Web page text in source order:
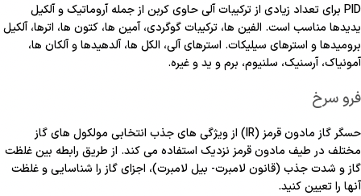
PID برای تعداد زیادی از ترکیبات آلی حاوی کربن از جمله آروماتیک و آلکیل
یدیدها مناسب است. الفین ها، ترکیبات گوگردی، آمین ها، کتون ها، اترها، آلکیل
برومیدها و استرهای سیلیکات. استرهای آلی، الکل ها، آلدهیدها و آلکان ها،
آمونیاک، آرسنیک، سلنیوم، برم و ید و غیره.
فرو سرخ
حسگر گاز مادون قرمز (IR) از ویژگی های جذب انتخابی مولکول های گاز
مختلف در طیف مادون قرمز نزدیک استفاده می کند. از طریق رابطه بین غلظت
گاز و شدت جذب (قانون لامبرت- بیل لامبرت)، اجزای گاز را شناسایی و غلظت
آنها را تعیین کنید.